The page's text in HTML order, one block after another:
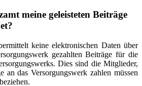
meine geleisteten Beiträge
keine elektronischen Daten über
gezahlten Beiträge für die
Dies sind die Mitglieder,
an das Versorgungswerk zahlen müssen